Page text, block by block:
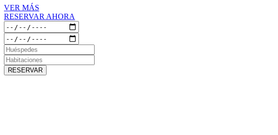
VER MÁS
RESERVAR AHORA
RESERVAR